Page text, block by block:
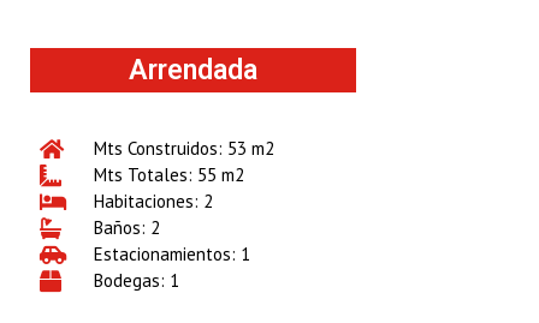
Arrendada
Mts Construidos: 53 m2
Mts Totales: 55 m2
Habitaciones: 2
Baños: 2
Estacionamientos: 1
Bodegas: 1